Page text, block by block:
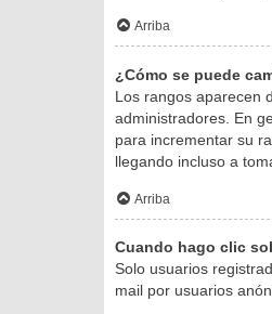
Arriba
¿Cómo se puede
Los rangos aparecen
administradores. En
para incrementar su
llegando incluso a
Arriba
Cuando hago clic
Solo usuarios
mail por usuarios